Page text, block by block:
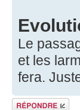
Le
et les
fera.
Répondre